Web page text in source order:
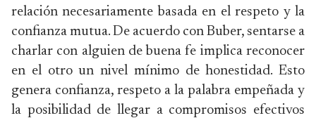
relación necesariamente basada en el respeto y la
confianza mutua. De acuerdo con Buber, sentarse a
charlar con alguien de buena fe implica reconocer
en el otro un nivel mínimo de honestidad. Esto
genera confianza, respeto a la palabra empeñada y
la posibilidad de llegar a compromisos efectivos